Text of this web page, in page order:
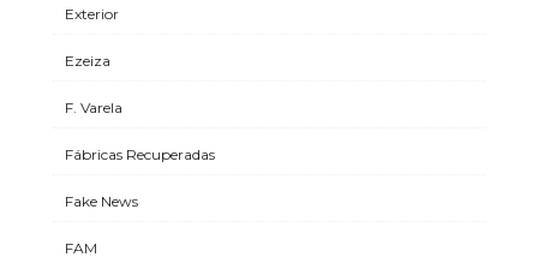
Exterior
Ezeiza
F. Varela
Fábricas Recuperadas
Fake News
FAM